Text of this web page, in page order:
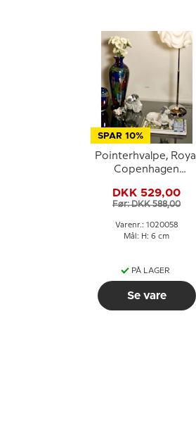
SPAR 10%
Pointerhvalpe, Royal
Copenhagen
eller 058
DKK 529,00
Før: DKK 588,00
Varenr.: 1020058
Mål: H: 6 cm
PÅ LAGER
Se vare